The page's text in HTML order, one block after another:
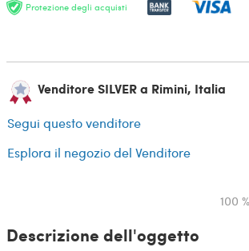
Protezione degli acquisti
Venditore SILVER a Rimini, Italia
Segui questo venditore
Esplora il negozio del Venditore
100
Descrizione dell'oggetto